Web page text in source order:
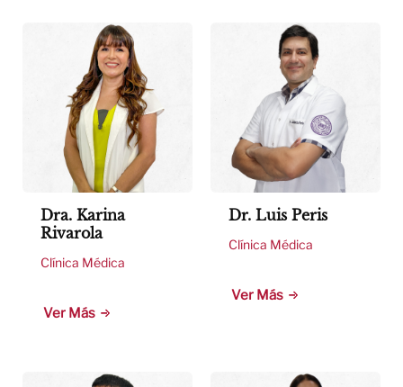
Dra. Karina
Rivarola
Clínica Médica
Ver Más
Dr. Luis Peris
Clínica Médica
Ver Más